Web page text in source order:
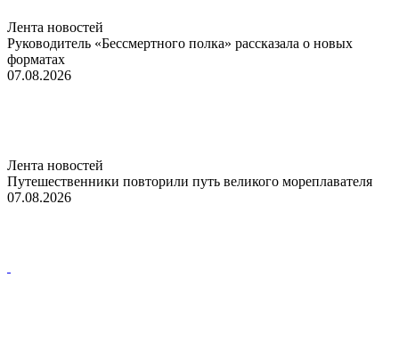
Лента новостей
Руководитель «Бессмертного полка» рассказала о новых
форматах
07.08.2026
Лента новостей
Путешественники повторили путь великого мореплавателя
07.08.2026